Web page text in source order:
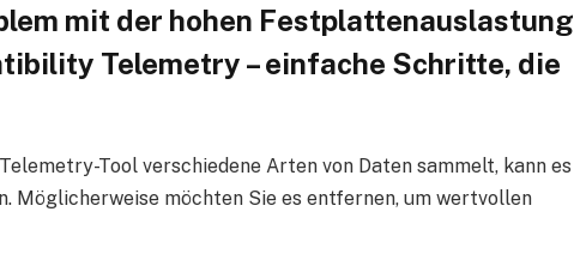
mit der hohen Festplattenauslastung
Telemetry – einfache Schritte, die
Tool verschiedene Arten von Daten sammelt, kann es
Möglicherweise möchten Sie es entfernen, um wertvollen